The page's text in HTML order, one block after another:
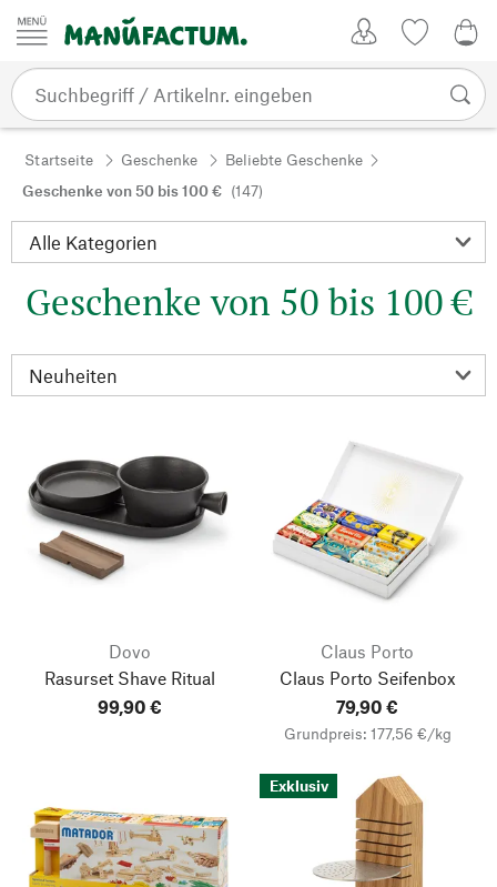
Zum Inhalt springen
Startseite Geschenke
Beliebte Geschenke
Geschenke von 50 bis 100 € (147)
Geschenke von 50 bis 100 €
Dovo
Rasurset Shave Ritual
99,90 €
Claus Porto
Claus Porto Seifenbox
79,90 €
Grundpreis: 177,56 €/kg
Exklusiv